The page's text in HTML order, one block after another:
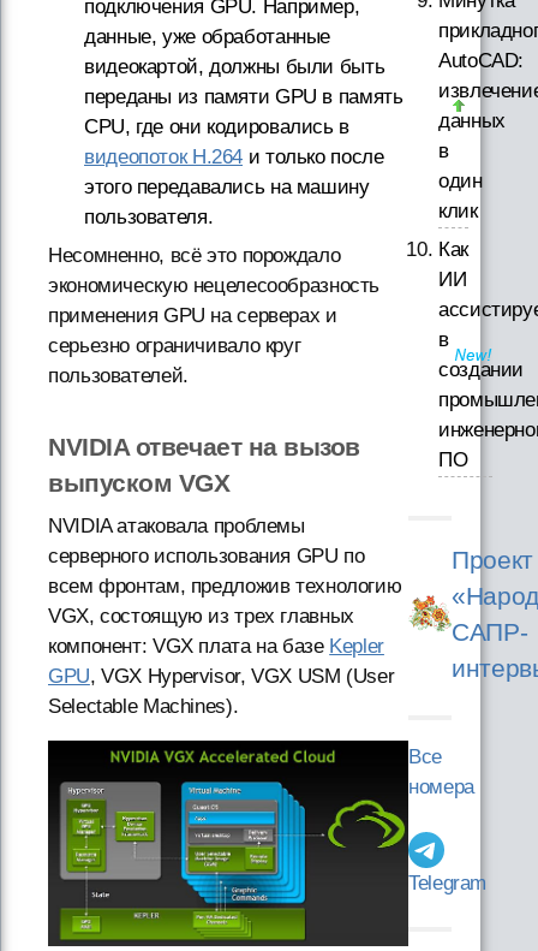
подключения GPU. Например,
данные, уже обработанные
видеокартой, должны были быть
переданы из памяти GPU в память
CPU, где они кодировались в
видеопоток H.264 и только после
этого передавались на машину
пользователя.
Несомненно, всё это порождало
экономическую нецелесообразность
применения GPU на серверах и
серьезно ограничивало круг
пользователей.
NVIDIA отвечает на вызов
выпуском VGX
NVIDIA атаковала проблемы
серверного использования GPU по
всем фронтам, предложив технологию
VGX, состоящую из трех главных
компонент: VGX плата на базе Kepler
GPU, VGX Hypervisor, VGX USM (User
Selectable Machines).
AutoCAD:
данных
в
один
клик
Как
ИИ
в
создании
ПО
Проект
САПР-
Все
номера
Telegram